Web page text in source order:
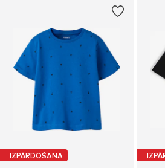
IZPĀRDOŠANA